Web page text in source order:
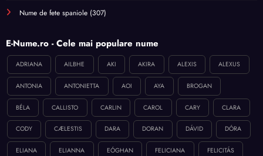
Nume de fete spaniole (307)
E-Nume.ro - Cele mai populare nume
ADRIANA AILBHE AKI AKIRA ALEXIS ALEXUS
ANTONIA ANTONIETTA AOI AYA BROGAN
BÉLA CALLISTO CARLIN CAROL CARY CLARA
CODY CÆLESTIS DARA DORAN DÁVID DÓRA
ELIANA ELIANNA EÓGHAN FELICIANA FELICITÁS